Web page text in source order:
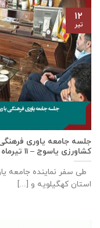
جلسه جامعه یاوری فرهنگی
كشاورزی ياسوج – ۱۱ تیرماه ۱۳۹۹
طی سفر نماینده جامعه
استان کهگیلویه و [...]
۱۲
تیر